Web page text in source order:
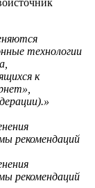
технологии
к
рекомендаций
рекомендаций